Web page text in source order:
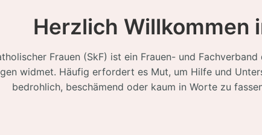
Herzlich Willkommen
Frauen (SkF) ist ein Frauen- und
widmet. Häufig erfordert es Mut, um Hilfe und
bedrohlich, beschämend oder kaum in Worte zu